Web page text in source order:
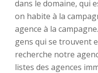
dans le domaine, qui
on habite à la
agence à la
gens qui se trouvent
recherche notre
listes des agences